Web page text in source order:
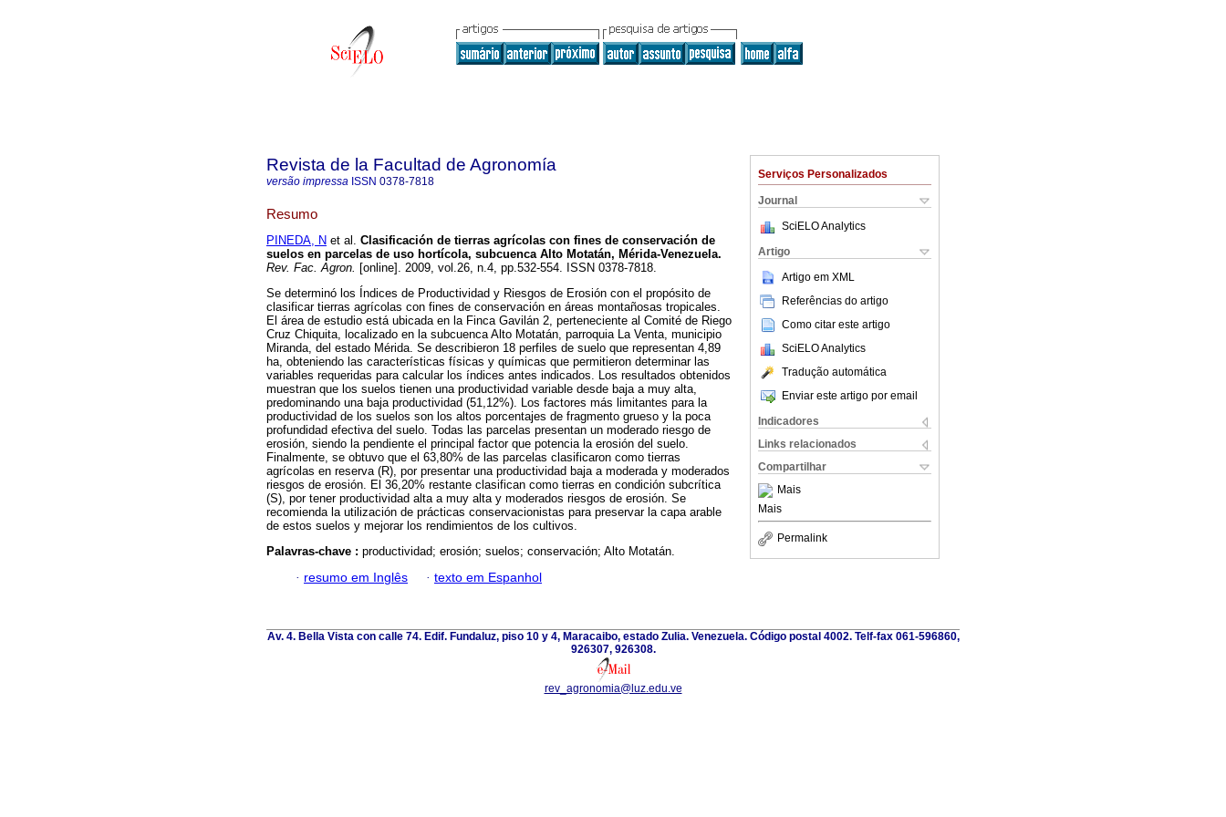
Serviços Personalizados
Journal
SciELO Analytics
Artigo
Artigo em XML
Referências do artigo
Como citar este artigo
SciELO Analytics
Tradução automática
Enviar este artigo por email
Indicadores
Links relacionados
Compartilhar
Mais
Mais
Permalink
Revista de la Facultad de Agronomía
versão impressa ISSN 0378-7818
Resumo
PINEDA, N et al. Clasificación de tierras agrícolas con fines de conservación de
suelos en parcelas de uso hortícola, subcuenca Alto Motatán, Mérida-Venezuela.
Rev. Fac. Agron. [online]. 2009, vol.26, n.4, pp.532-554. ISSN 0378-7818.
Se determinó los Índices de Productividad y Riesgos de Erosión con el propósito de
clasificar tierras agrícolas con fines de conservación en áreas montañosas tropicales.
El área de estudio está ubicada en la Finca Gavilán 2, perteneciente al Comité de Riego
Cruz Chiquita, localizado en la subcuenca Alto Motatán, parroquia La Venta, municipio
Miranda, del estado Mérida. Se describieron 18 perfiles de suelo que representan 4,89
ha, obteniendo las características físicas y químicas que permitieron determinar las
variables requeridas para calcular los índices antes indicados. Los resultados obtenidos
muestran que los suelos tienen una productividad variable desde baja a muy alta,
predominando una baja productividad (51,12%). Los factores más limitantes para la
productividad de los suelos son los altos porcentajes de fragmento grueso y la poca
profundidad efectiva del suelo. Todas las parcelas presentan un moderado riesgo de
erosión, siendo la pendiente el principal factor que potencia la erosión del suelo.
Finalmente, se obtuvo que el 63,80% de las parcelas clasificaron como tierras
agrícolas en reserva (R), por presentar una productividad baja a moderada y moderados
riesgos de erosión. El 36,20% restante clasifican como tierras en condición subcrítica
(S), por tener productividad alta a muy alta y moderados riesgos de erosión. Se
recomienda la utilización de prácticas conservacionistas para preservar la capa arable
de estos suelos y mejorar los rendimientos de los cultivos.
Palavras-chave : productividad; erosión; suelos; conservación; Alto Motatán.
· resumo em Inglês · texto em Espanhol
Av. 4. Bella Vista con calle 74. Edif. Fundaluz, piso 10 y 4, Maracaibo, estado Zulia. Venezuela. Código postal 4002. Telf-fax 061-596860,
926307, 926308.
rev_agronomia@luz.edu.ve